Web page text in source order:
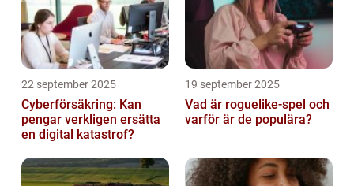
22 september 2025
Cyberförsäkring: Kan
pengar verkligen ersätta
en digital katastrof?
19 september 2025
Vad är roguelike-spel och
varför är de populära?